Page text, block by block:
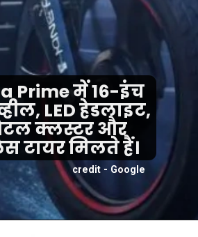
Prime में 16-इंच
LED हेडलाइट,
क्लस्टर और
टायर मिलते हैं।
credit - Google